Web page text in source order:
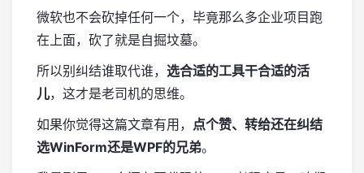
微软也不会砍掉任何一个，毕竟那么多企业项目跑
在上面，砍了就是自掘坟墓。
所以别纠结谁取代谁， 选合适的工具干合适的活
儿，这才是老司机的思维。
如果你觉得这篇文章有用， 点个赞、转给还在纠结
选WinForm还是WPF的兄弟。